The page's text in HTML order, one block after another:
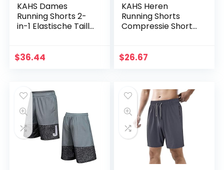
KAHS Dames
Running Shorts 2-
in-1 Elastische Taille
Shorts Vrouwen
$36.44
KAHS Heren
Running Shorts
Compressie Shorts
$26.67